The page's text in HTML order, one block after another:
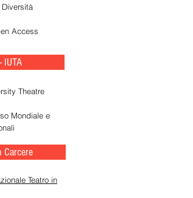
Diversità
Access
IUTA
Theatre
Mondiale e
Carcere
Teatro in